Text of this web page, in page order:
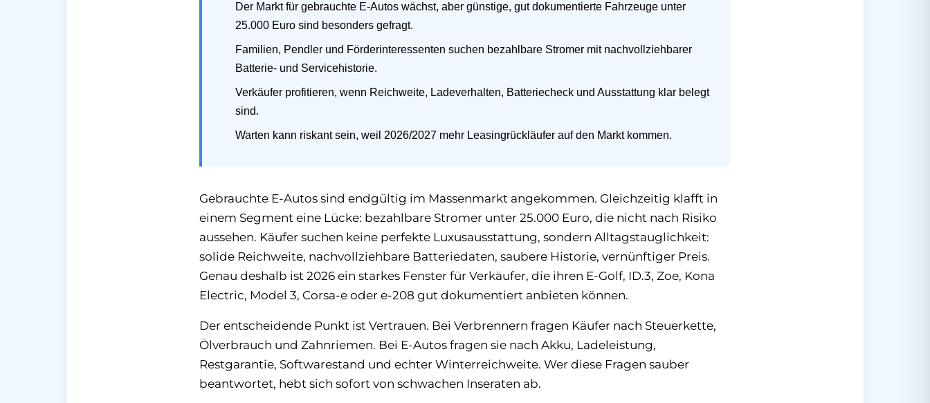
Der Markt für gebrauchte E-Autos wächst, aber günstige, gut dokumentierte Fahrzeuge unter
25.000 Euro sind besonders gefragt.
Familien, Pendler und Förderinteressenten suchen bezahlbare Stromer mit nachvollziehbarer
Batterie- und Servicehistorie.
Verkäufer profitieren, wenn Reichweite, Ladeverhalten, Batteriecheck und Ausstattung klar belegt
sind.
Warten kann riskant sein, weil 2026/2027 mehr Leasingrückläufer auf den Markt kommen.
Gebrauchte E-Autos sind endgültig im Massenmarkt angekommen. Gleichzeitig klafft in
einem Segment eine Lücke: bezahlbare Stromer unter 25.000 Euro, die nicht nach Risiko
aussehen. Käufer suchen keine perfekte Luxusausstattung, sondern Alltagstauglichkeit:
solide Reichweite, nachvollziehbare Batteriedaten, saubere Historie, vernünftiger Preis.
Genau deshalb ist 2026 ein starkes Fenster für Verkäufer, die ihren E-Golf, ID.3, Zoe, Kona
Electric, Model 3, Corsa-e oder e-208 gut dokumentiert anbieten können.
Der entscheidende Punkt ist Vertrauen. Bei Verbrennern fragen Käufer nach Steuerkette,
Ölverbrauch und Zahnriemen. Bei E-Autos fragen sie nach Akku, Ladeleistung,
Restgarantie, Softwarestand und echter Winterreichweite. Wer diese Fragen sauber
beantwortet, hebt sich sofort von schwachen Inseraten ab.